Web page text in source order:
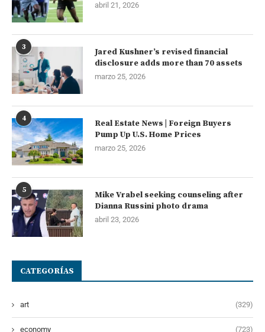
abril 21, 2026
3
Jared Kushner’s revised financial
disclosure adds more than 70 assets
marzo 25, 2026
4
Real Estate News | Foreign Buyers
Pump Up U.S. Home Prices
marzo 25, 2026
5
Mike Vrabel seeking counseling after
Dianna Russini photo drama
abril 23, 2026
CATEGORÍAS
art (329)
economy (723)